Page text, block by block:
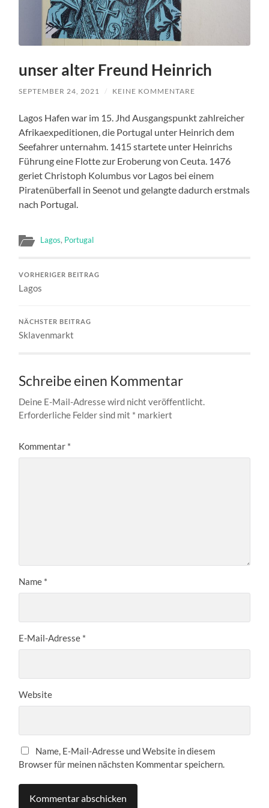
unser alter Freund Heinrich
SEPTEMBER 24, 2021 / KEINE KOMMENTARE
Lagos Hafen war im 15. Jhd Ausgangspunkt zahlreicher
Afrikaexpeditionen, die Portugal unter Heinrich dem
Seefahrer unternahm. 1415 startete unter Heinrichs
Führung eine Flotte zur Eroberung von Ceuta. 1476
geriet Christoph Kolumbus vor Lagos bei einem
Piratenüberfall in Seenot und gelangte dadurch erstmals
nach Portugal.
Lagos, Portugal
VORHERIGER BEITRAG
Lagos
NÄCHSTER BEITRAG
Sklavenmarkt
Schreibe einen Kommentar
Deine E-Mail-Adresse wird nicht veröffentlicht.
Erforderliche Felder sind mit * markiert
Kommentar *
Name *
E-Mail-Adresse *
Website
Name, E-Mail-Adresse und Website in diesem
Browser für meinen nächsten Kommentar speichern.